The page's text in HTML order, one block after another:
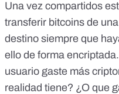
Una vez compartidos
transferir bitcoins de
destino siempre que
ello de forma
usuario gaste más
realidad tiene? ¿O que